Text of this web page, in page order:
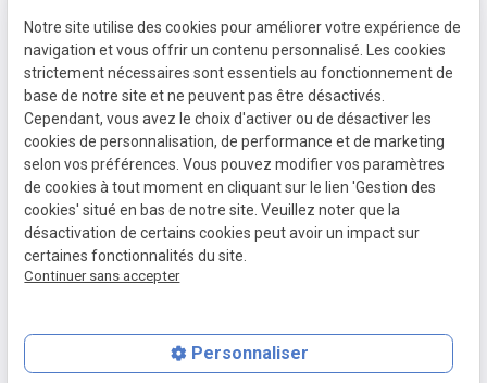
A propos
Avocat spécialiste en droit immobilier à
Versailles, Maître CHEVILLARD-BUISSON vous
accompagne avec expérience et rigueur depuis
plus de 20 ans.
Notre site utilise des cookies pour améliorer votre expérience de
navigation et vous offrir un contenu personnalisé. Les cookies
strictement nécessaires sont essentiels au fonctionnement de
base de notre site et ne peuvent pas être désactivés.
Cependant, vous avez le choix d'activer ou de désactiver les
cookies de personnalisation, de performance et de marketing
selon vos préférences. Vous pouvez modifier vos paramètres
de cookies à tout moment en cliquant sur le lien 'Gestion des
cookies' situé en bas de notre site. Veuillez noter que la
désactivation de certains cookies peut avoir un impact sur
certaines fonctionnalités du site.
Continuer sans accepter
Personnaliser